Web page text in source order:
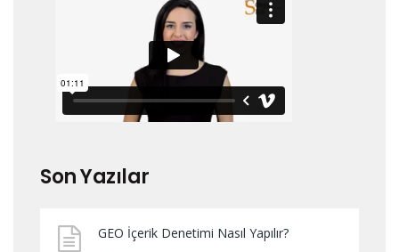
Son Yazılar
GEO İçerik Denetimi Nasıl Yapılır?